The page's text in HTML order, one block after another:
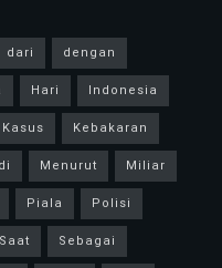
dari
dengan
Hari
Indonesia
Kasus
Kebakaran
Menurut
Miliar
Piala
Polisi
Saat
Sebagai